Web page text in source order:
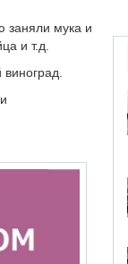
заняли мука и
и т.д.